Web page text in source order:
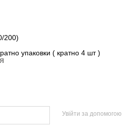
200)
упаковки ( кратно 4 шт )
Увійти за допомогою